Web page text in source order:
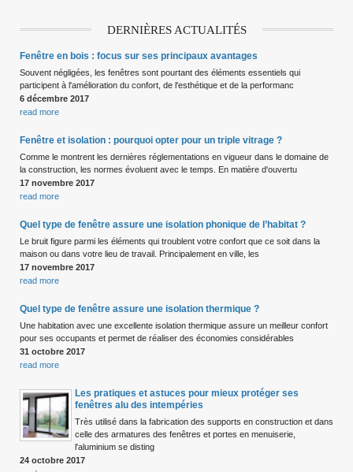
DERNIÈRES ACTUALITÉS
Fenêtre en bois : focus sur ses principaux avantages
Souvent négligées, les fenêtres sont pourtant des éléments essentiels qui
participent à l'amélioration du confort, de l'esthétique et de la performanc
6 décembre 2017
read more
Fenêtre et isolation : pourquoi opter pour un triple vitrage ?
Comme le montrent les dernières réglementations en vigueur dans le domaine de
la construction, les normes évoluent avec le temps. En matière d'ouvertu
17 novembre 2017
read more
Quel type de fenêtre assure une isolation phonique de l’habitat ?
Le bruit figure parmi les éléments qui troublent votre confort que ce soit dans la
maison ou dans votre lieu de travail. Principalement en ville, les
17 novembre 2017
read more
Quel type de fenêtre assure une isolation thermique ?
Une habitation avec une excellente isolation thermique assure un meilleur confort
pour ses occupants et permet de réaliser des économies considérables
31 octobre 2017
read more
Les pratiques et astuces pour mieux protéger ses
fenêtres alu des intempéries
Très utilisé dans la fabrication des supports en construction et dans
celle des armatures des fenêtres et portes en menuiserie,
l'aluminium se disting
24 octobre 2017